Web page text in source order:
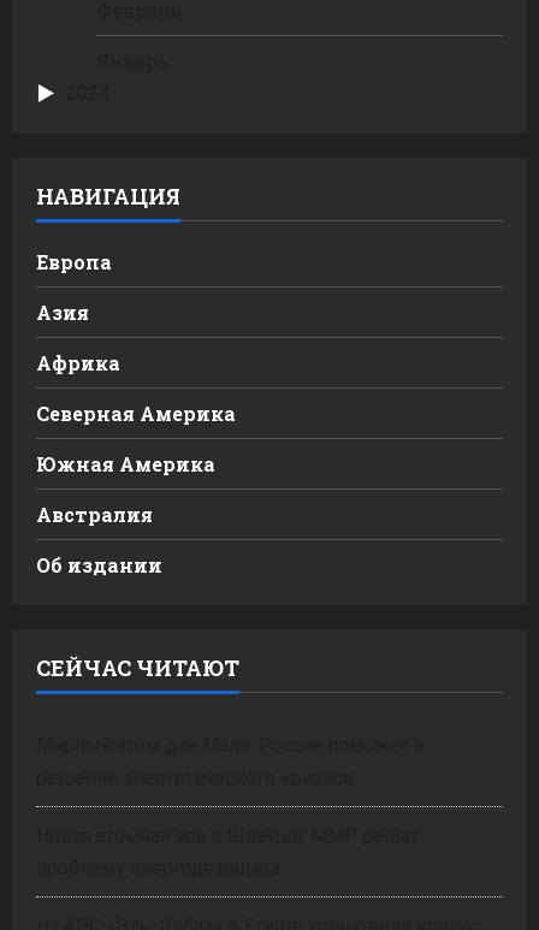
НАВИГАЦИЯ
Европа
Азия
Африка
Северная Америка
Южная Америка
Австралия
Об издании
СЕЙЧАС ЧИТАЮТ